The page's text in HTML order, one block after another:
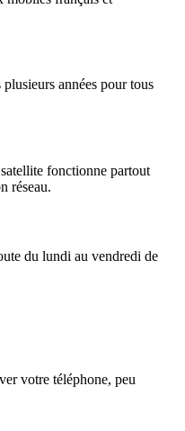
années pour tous
fonctionne partout
réseau.
du lundi au vendredi de
votre téléphone, peu